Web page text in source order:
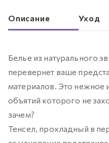
Описание Уход
Белье из натурального
перевернет ваше
материалов. Это нежное
объятий которого не
зачем?
Тенсел, прохладный в